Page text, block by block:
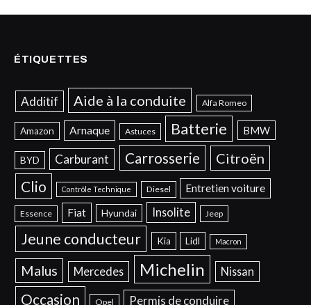
ÉTIQUETTES
Additif Aide à la conduite Alfa Romeo
Amazon Arnaque Astuces Batterie BMW
BYD Carburant Carrosserie Citroën
Clio Contrôle Technique Diesel Entretien voiture
Essence Fiat Hyundai Insolite Jeep
Jeune conducteur Kia Lidl Macron
Malus Mercedes Michelin Nissan
Occasion Opel Permis de conduire